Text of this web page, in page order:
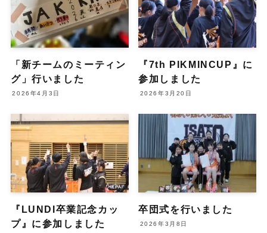
「新チームのミーティン
グ」行いました
2026年4月3日
『7th PIKMINCUP』に
参加しました
2026年3月20日
『LUNDI卒業記念カッ
プ』に参加しました
卒団式を行いました
2026年3月8日